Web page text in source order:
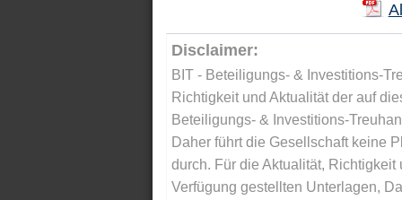
Disclaimer:
BIT - Beteiligungs- & Investitions-
Richtigkeit und Aktualität der auf
Beteiligungs- & Investitions-
Daher führt die Gesellschaft keine
durch. Für die Aktualität,
Verfügung gestellten Unterlagen,